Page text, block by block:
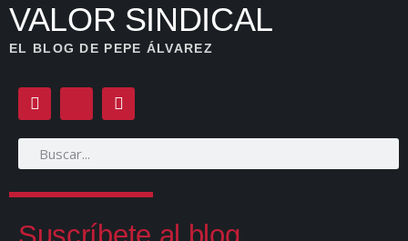
VALOR SINDICAL
EL BLOG DE PEPE ÁLVAREZ